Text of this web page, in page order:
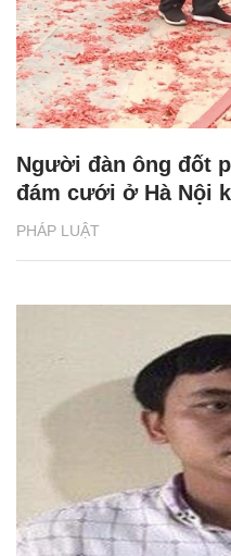
PHÁP LUẬT
Người đàn ông đốt
đám cưới ở Hà Nội